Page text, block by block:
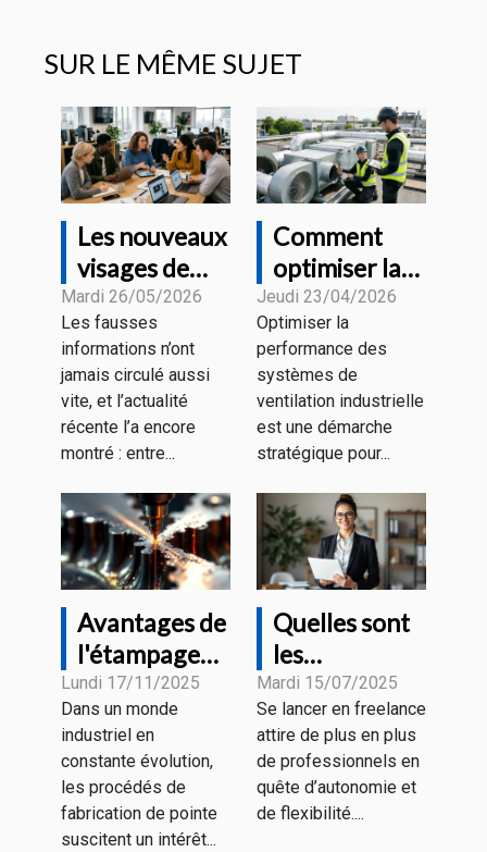
SUR LE MÊME SUJET
Les nouveaux
visages de
l'information
à l'heure des
fake news
Mardi 26/05/2026
Les fausses
informations n’ont
jamais circulé aussi
vite, et l’actualité
récente l’a encore
montré : entre...
Comment
optimiser la
performance
des systèmes
de ventilation
industrielle ?
Jeudi 23/04/2026
Optimiser la
performance des
systèmes de
ventilation industrielle
est une démarche
stratégique pour...
Avantages de
l'étampage
progressif
pour divers
secteurs
industriels
Lundi 17/11/2025
Dans un monde
industriel en
constante évolution,
les procédés de
fabrication de pointe
suscitent un intérêt...
Quelles sont
les
démarches
pour devenir
freelance en
portage
salarial ?
Mardi 15/07/2025
Se lancer en freelance
attire de plus en plus
de professionnels en
quête d’autonomie et
de flexibilité....